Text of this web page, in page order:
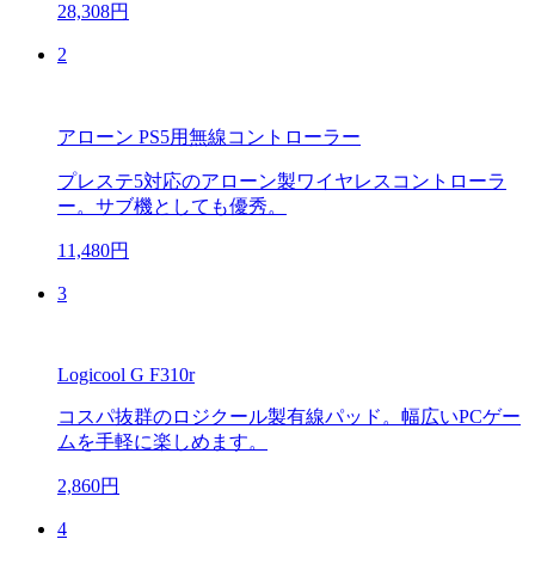
28,308円
2
アローン PS5用無線コントローラー
プレステ5対応のアローン製ワイヤレスコントローラ
ー。サブ機としても優秀。
11,480円
3
Logicool G F310r
コスパ抜群のロジクール製有線パッド。幅広いPCゲー
ムを手軽に楽しめます。
2,860円
4